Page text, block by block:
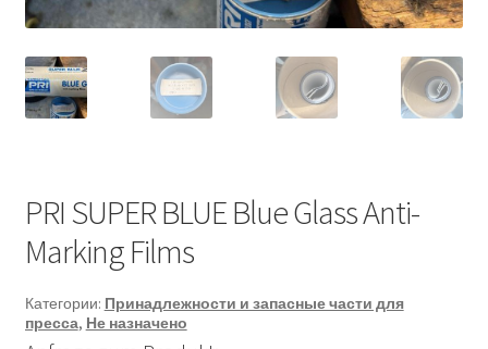
PRI SUPER BLUE Blue Glass Anti-
Marking Films
Категории: Принадлежности и запасные части для
пресса, Не назначено